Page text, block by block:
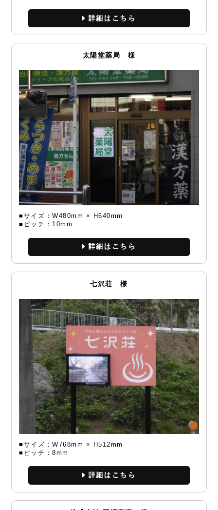
詳細
太陽堂薬局 様
■サイズ：W480mm × H640mm
■ピッチ：10mm
詳細
七沢荘 様
■サイズ：W768mm × H512mm
■ピッチ：8mm
詳細